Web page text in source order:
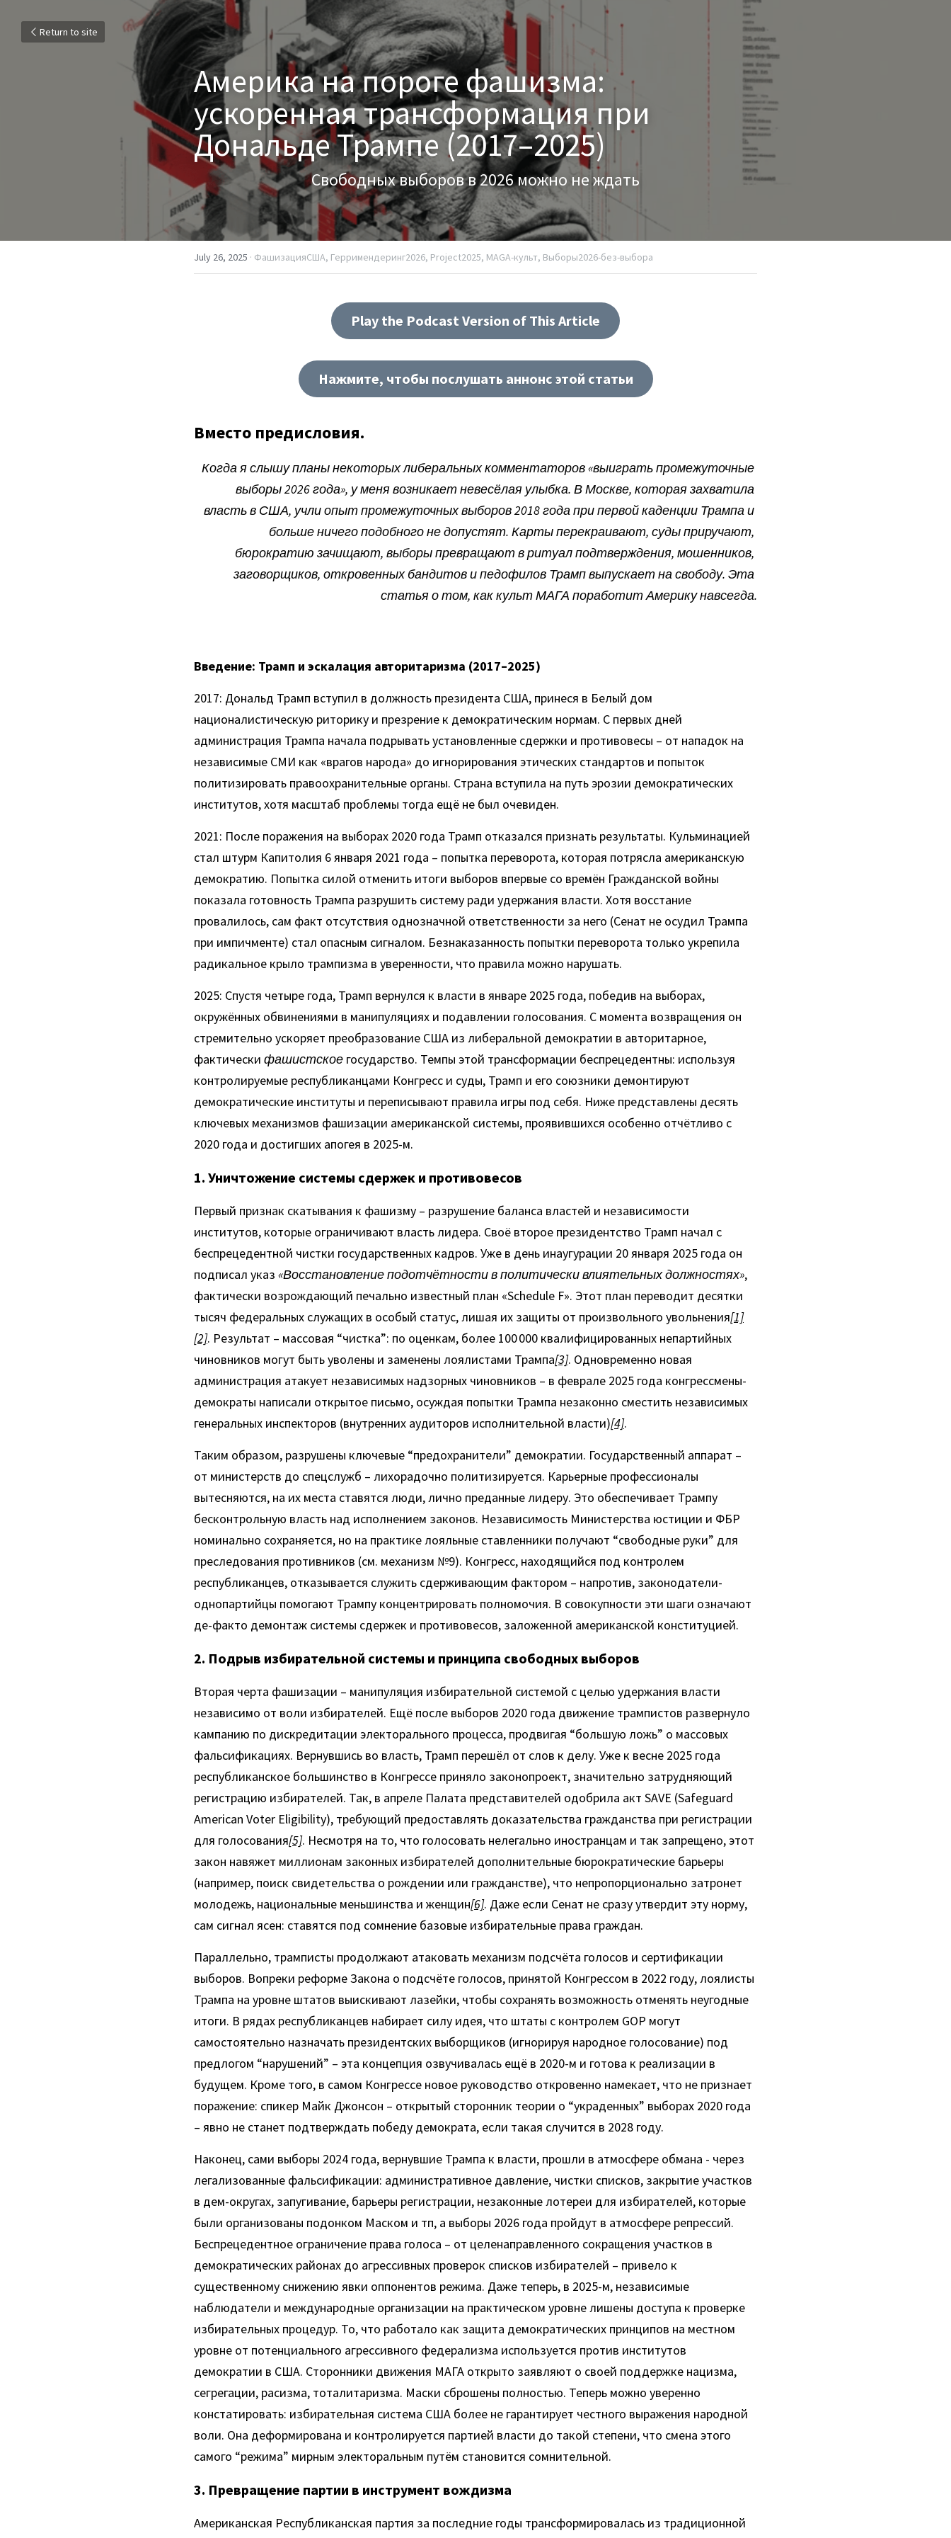
Return to site
Америка на пороге фашизма:
ускоренная трансформация при
Дональде Трампе (2017–2025)
Свободных выборов в 2026 можно не ждать
July 26, 2025 · ФашизацияСША, Герримендеринг2026, Project2025, MAGA-культ, Выборы2026-без-выбора
Play the Podcast Version of This Article
Нажмите, чтобы послушать аннонс этой статьи
Вместо предисловия.
Когда я слышу планы некоторых либеральных комментаторов «выиграть промежуточные
выборы 2026 года», у меня возникает невесёлая улыбка. В Москве, которая захватила
власть в США, учли опыт промежуточных выборов 2018 года при первой каденции Трампа и
больше ничего подобного не допустят. Карты перекраивают, суды приручают,
бюрократию зачищают, выборы превращают в ритуал подтверждения, мошенников,
заговорщиков, откровенных бандитов и педофилов Трамп выпускает на свободу. Эта
статья о том, как культ МАГА поработит Америку навсегда.
Введение: Трамп и эскалация авторитаризма (2017–2025)
2017: Дональд Трамп вступил в должность президента США, принеся в Белый дом
националистическую риторику и презрение к демократическим нормам. С первых дней
администрация Трампа начала подрывать установленные сдержки и противовесы – от нападок на
независимые СМИ как «врагов народа» до игнорирования этических стандартов и попыток
политизировать правоохранительные органы. Страна вступила на путь эрозии демократических
институтов, хотя масштаб проблемы тогда ещё не был очевиден.
2021: После поражения на выборах 2020 года Трамп отказался признать результаты. Кульминацией
стал штурм Капитолия 6 января 2021 года – попытка переворота, которая потрясла американскую
демократию. Попытка силой отменить итоги выборов впервые со времён Гражданской войны
показала готовность Трампа разрушить систему ради удержания власти. Хотя восстание
провалилось, сам факт отсутствия однозначной ответственности за него (Сенат не осудил Трампа
при импичменте) стал опасным сигналом. Безнаказанность попытки переворота только укрепила
радикальное крыло трампизма в уверенности, что правила можно нарушать.
2025: Спустя четыре года, Трамп вернулся к власти в январе 2025 года, победив на выборах,
окружённых обвинениями в манипуляциях и подавлении голосования. С момента возвращения он
стремительно ускоряет преобразование США из либеральной демократии в авторитарное,
фактически фашистское государство. Темпы этой трансформации беспрецедентны: используя
контролируемые республиканцами Конгресс и суды, Трамп и его союзники демонтируют
демократические институты и переписывают правила игры под себя. Ниже представлены десять
ключевых механизмов фашизации американской системы, проявившихся особенно отчётливо с
2020 года и достигших апогея в 2025-м.
1. Уничтожение системы сдержек и противовесов
Первый признак скатывания к фашизму – разрушение баланса властей и независимости
институтов, которые ограничивают власть лидера. Своё второе президентство Трамп начал с
беспрецедентной чистки государственных кадров. Уже в день инаугурации 20 января 2025 года он
подписал указ «Восстановление подотчётности в политически влиятельных должностях»,
фактически возрождающий печально известный план «Schedule F». Этот план переводит десятки
тысяч федеральных служащих в особый статус, лишая их защиты от произвольного увольнения[1]
[2]. Результат – массовая “чистка”: по оценкам, более 100 000 квалифицированных непартийных
чиновников могут быть уволены и заменены лоялистами Трампа[3]. Одновременно новая
администрация атакует независимых надзорных чиновников – в феврале 2025 года конгрессмены-
демократы написали открытое письмо, осуждая попытки Трампа незаконно сместить независимых
генеральных инспекторов (внутренних аудиторов исполнительной власти)[4].
Таким образом, разрушены ключевые “предохранители” демократии. Государственный аппарат –
от министерств до спецслужб – лихорадочно политизируется. Карьерные профессионалы
вытесняются, на их места ставятся люди, лично преданные лидеру. Это обеспечивает Трампу
бесконтрольную власть над исполнением законов. Независимость Министерства юстиции и ФБР
номинально сохраняется, но на практике лояльные ставленники получают “свободные руки” для
преследования противников (см. механизм №9). Конгресс, находящийся под контролем
республиканцев, отказывается служить сдерживающим фактором – напротив, законодатели-
однопартийцы помогают Трампу концентрировать полномочия. В совокупности эти шаги означают
де-факто демонтаж системы сдержек и противовесов, заложенной американской конституцией.
2. Подрыв избирательной системы и принципа свободных выборов
Вторая черта фашизации – манипуляция избирательной системой с целью удержания власти
независимо от воли избирателей. Ещё после выборов 2020 года движение трампистов развернуло
кампанию по дискредитации электорального процесса, продвигая “большую ложь” о массовых
фальсификациях. Вернувшись во власть, Трамп перешёл от слов к делу. Уже к весне 2025 года
республиканское большинство в Конгрессе приняло законопроект, значительно затрудняющий
регистрацию избирателей. Так, в апреле Палата представителей одобрила акт SAVE (Safeguard
American Voter Eligibility), требующий предоставлять доказательства гражданства при регистрации
для голосования[5]. Несмотря на то, что голосовать нелегально иностранцам и так запрещено, этот
закон навяжет миллионам законных избирателей дополнительные бюрократические барьеры
(например, поиск свидетельства о рождении или гражданстве), что непропорционально затронет
молодежь, национальные меньшинства и женщин[6]. Даже если Сенат не сразу утвердит эту норму,
сам сигнал ясен: ставятся под сомнение базовые избирательные права граждан.
Параллельно, трамписты продолжают атаковать механизм подсчёта голосов и сертификации
выборов. Вопреки реформе Закона о подсчёте голосов, принятой Конгрессом в 2022 году, лоялисты
Трампа на уровне штатов выискивают лазейки, чтобы сохранять возможность отменять неугодные
итоги. В рядах республиканцев набирает силу идея, что штаты с контролем GOP могут
самостоятельно назначать президентских выборщиков (игнорируя народное голосование) под
предлогом “нарушений” – эта концепция озвучивалась ещё в 2020-м и готова к реализации в
будущем. Кроме того, в самом Конгрессе новое руководство откровенно намекает, что не признает
поражение: спикер Майк Джонсон – открытый сторонник теории о “украденных” выборах 2020 года
– явно не станет подтверждать победу демократа, если такая случится в 2028 году.
Наконец, сами выборы 2024 года, вернувшие Трампа к власти, прошли в атмосфере обмана - через
легализованные фальсификации: административное давление, чистки списков, закрытие участков
в дем-округах, запугивание, барьеры регистрации, незаконные лотереи для избирателей, которые
были организованы подонком Маском и тп, а выборы 2026 года пройдут в атмосфере репрессий.
Беспрецедентное ограничение права голоса – от целенаправленного сокращения участков в
демократических районах до агрессивных проверок списков избирателей – привело к
существенному снижению явки оппонентов режима. Даже теперь, в 2025-м, независимые
наблюдатели и международные организации на практическом уровне лишены доступа к проверке
избирательных процедур. То, что работало как защита демократических принципов на местном
уровне от потенциального агрессивного федерализма используется против институтов
демократии в США. Сторонники движения МАГА открыто заявляют о своей поддержке нацизма,
сегрегации, расизма, тоталитаризма. Маски сброшены полностью. Теперь можно уверенно
констатировать: избирательная система США более не гарантирует честного выражения народной
воли. Она деформирована и контролируется партией власти до такой степени, что смена этого
самого “режима” мирным электоральным путём становится сомнительной.
3. Превращение партии в инструмент вождизма
Американская Республиканская партия за последние годы трансформировалась из традиционной